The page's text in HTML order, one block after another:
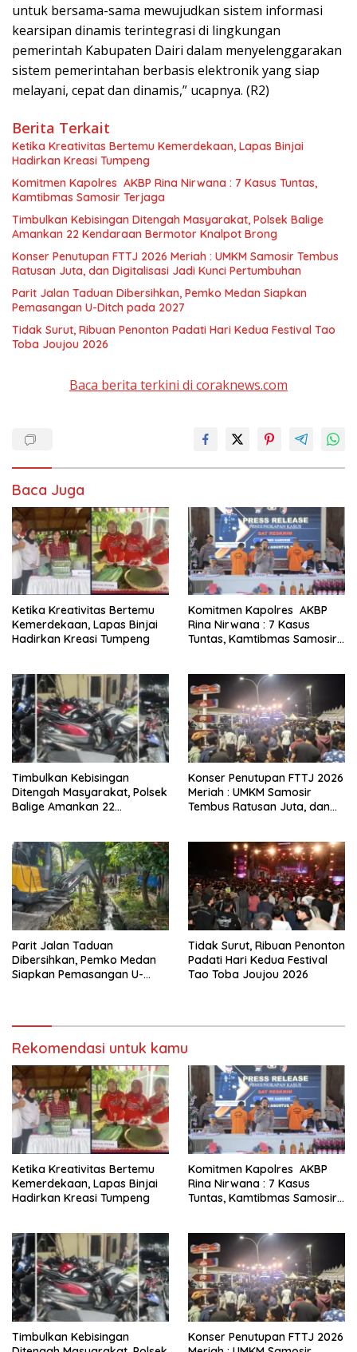
untuk bersama-sama mewujudkan sistem informasi
kearsipan dinamis terintegrasi di lingkungan
pemerintah Kabupaten Dairi dalam menyelenggarakan
sistem pemerintahan berbasis elektronik yang siap
melayani, cepat dan dinamis,” ucapnya. (R2)
Berita Terkait
Ketika Kreativitas Bertemu Kemerdekaan, Lapas Binjai
Hadirkan Kreasi Tumpeng
Komitmen Kapolres AKBP Rina Nirwana : 7 Kasus Tuntas,
Kamtibmas Samosir Terjaga
Timbulkan Kebisingan Ditengah Masyarakat, Polsek Balige
Amankan 22 Kendaraan Bermotor Knalpot Brong
Konser Penutupan FTTJ 2026 Meriah : UMKM Samosir Tembus
Ratusan Juta, dan Digitalisasi Jadi Kunci Pertumbuhan
Parit Jalan Taduan Dibersihkan, Pemko Medan Siapkan
Pemasangan U-Ditch pada 2027
Tidak Surut, Ribuan Penonton Padati Hari Kedua Festival Tao
Toba Joujou 2026
Baca berita terkini di coraknews.com
Baca Juga
Ketika Kreativitas Bertemu
Kemerdekaan, Lapas Binjai
Hadirkan Kreasi Tumpeng
Komitmen Kapolres AKBP
Rina Nirwana : 7 Kasus
Tuntas, Kamtibmas Samosir
Timbulkan Kebisingan
Ditengah Masyarakat, Polsek
Balige Amankan 22
Konser Penutupan FTTJ 2026
Meriah : UMKM Samosir
Tembus Ratusan Juta, dan
Parit Jalan Taduan
Dibersihkan, Pemko Medan
Siapkan Pemasangan U-
Tidak Surut, Ribuan Penonton
Padati Hari Kedua Festival
Tao Toba Joujou 2026
Rekomendasi untuk kamu
Ketika Kreativitas Bertemu
Kemerdekaan, Lapas Binjai
Hadirkan Kreasi Tumpeng
Komitmen Kapolres AKBP
Rina Nirwana : 7 Kasus
Tuntas, Kamtibmas Samosir
Timbulkan Kebisingan
Konser Penutupan FTTJ 2026